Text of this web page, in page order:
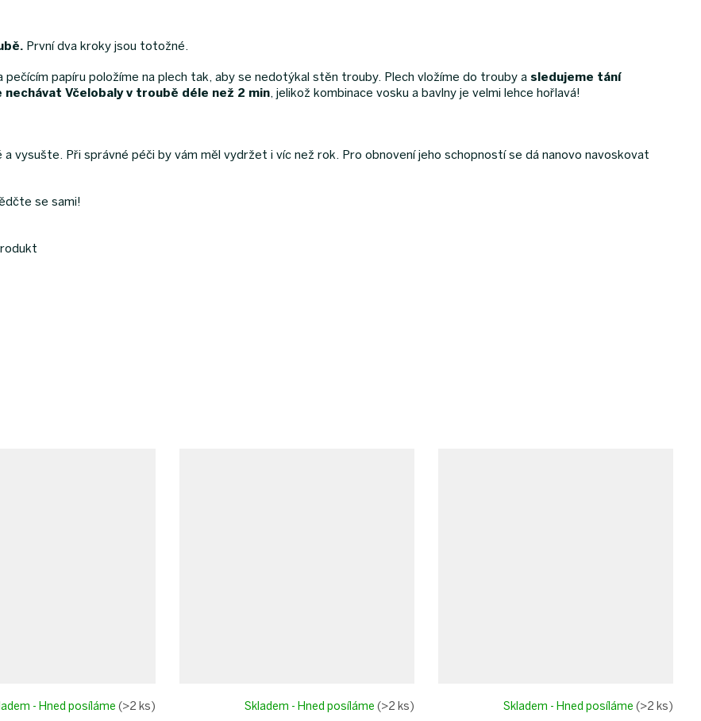
- Hned posíláme (>2 ks) Skladem - Hned posíláme (>2 ks) Skladem - Hned posíláme (>2 ks)
První dva kroky jsou totožné.
pečícím papíru položíme na plech tak, aby se nedotýkal stěn trouby. Plech vložíme do trouby a sledujeme tání
nechávat Včelobaly v troubě déle než 2 min , jelikož kombinace vosku a bavlny je velmi lehce hořlavá!
vysušte. Při správné péči by vám měl vydržet i víc než rok. Pro obnovení jeho schopností se dá nanovo navoskovat
se sami!